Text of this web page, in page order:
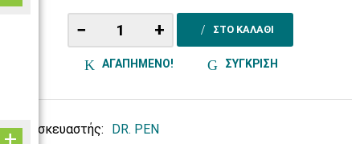
− + ΣΤΟ ΚΑΛΑΘΙ
ΑΓΑΠΗΜΕΝΟ! ΣΥΓΚΡΙΣΗ
Κατασκευαστής:
DR. PEN